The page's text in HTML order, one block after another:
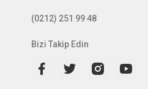
(0212) 251 99 48
Bizi Takip Edin